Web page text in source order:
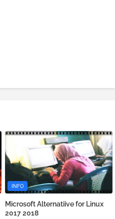
INFO
Microsoft Alternatiive for Linux
2017 2018